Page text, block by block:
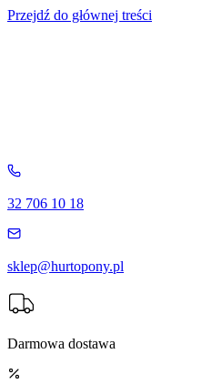
Przejdź do głównej treści
32 706 10 18
sklep@hurtopony.pl
Darmowa dostawa